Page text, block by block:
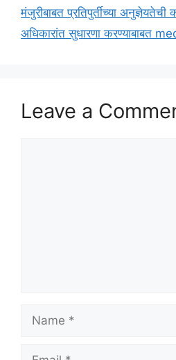
मंजुरीबाबत प्रतिपुर्तीच्या अनुज्ञेयतेची
अधिकारांत सुधारणा करण्याबाबत
Leave a